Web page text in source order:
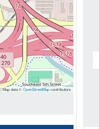
|Map data ©OpenStreetMapcontributors